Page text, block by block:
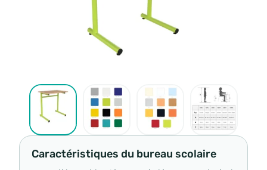
Caractéristiques du bureau scolaire